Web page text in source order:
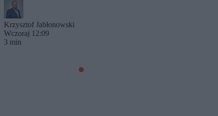
Krzysztof Jabłonowski
Wczoraj 12:09
3 min